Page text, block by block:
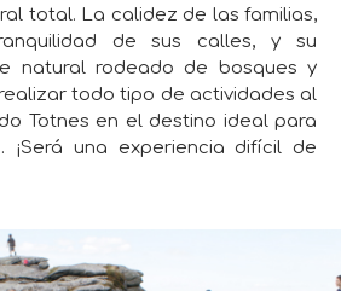
total. La calidez de las familias,
de sus calles, y su
natural rodeado de bosques y
todo tipo de actividades al
Totnes en el destino ideal para
¡Será una experiencia difícil de